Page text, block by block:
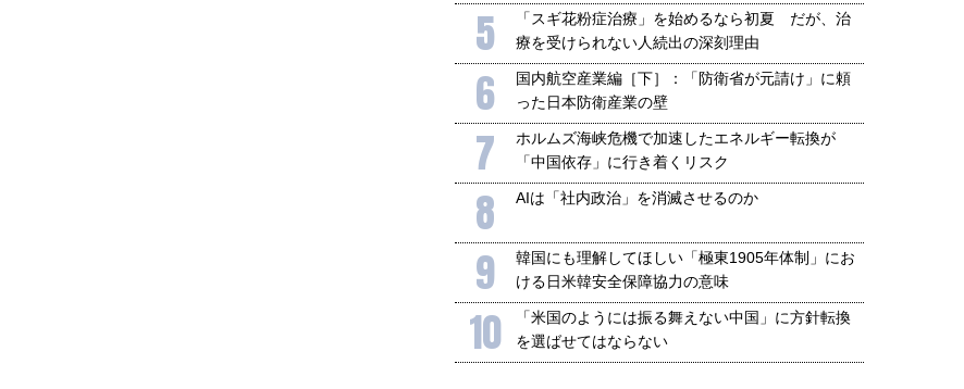
5
「スギ花粉症治療」を始めるなら初夏 だが、治
療を受けられない人続出の深刻理由
6
国内航空産業編［下］：「防衛省が元請け」に頼
った日本防衛産業の壁
7
ホルムズ海峡危機で加速したエネルギー転換が
「中国依存」に行き着くリスク
8 AIは「社内政治」を消滅させるのか
9
韓国にも理解してほしい「極東1905年体制」にお
ける日米韓安全保障協力の意味
10
「米国のようには振る舞えない中国」に方針転換
を選ばせてはならない